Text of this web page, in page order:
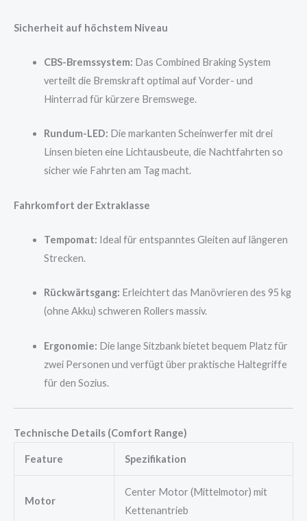
Sicherheit auf höchstem Niveau
CBS-Bremssystem: Das Combined Braking System
verteilt die Bremskraft optimal auf Vorder- und
Hinterrad für kürzere Bremswege.
Rundum-LED: Die markanten Scheinwerfer mit drei
Linsen bieten eine Lichtausbeute, die Nachtfahrten so
sicher wie Fahrten am Tag macht.
Fahrkomfort der Extraklasse
Tempomat: Ideal für entspanntes Gleiten auf längeren
Strecken.
Rückwärtsgang: Erleichtert das Manövrieren des 95 kg
(ohne Akku) schweren Rollers massiv.
Ergonomie: Die lange Sitzbank bietet bequem Platz für
zwei Personen und verfügt über praktische Haltegriffe
für den Sozius.
Technische Details (Comfort Range)
Feature Spezifikation
Motor
Center Motor (Mittelmotor) mit
Kettenantrieb